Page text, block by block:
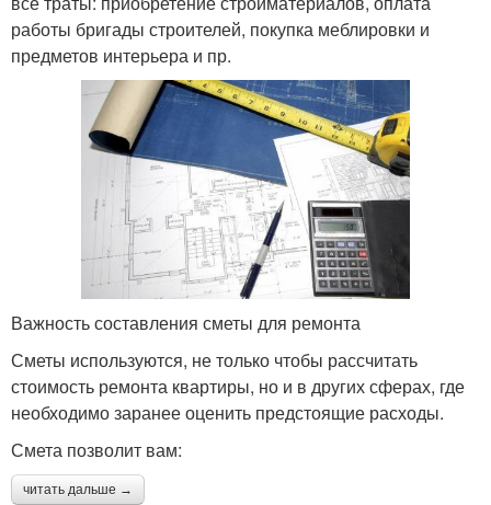
работы бригады строителей, покупка меблировки и
предметов интерьера и пр.
Важность составления сметы для ремонта
Сметы используются, не только чтобы рассчитать
стоимость ремонта квартиры, но и в других сферах, где
необходимо заранее оценить предстоящие расходы.
Смета позволит вам:
читать дальше →